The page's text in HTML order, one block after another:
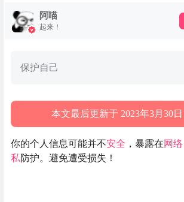
阿喵
起来！
保护自己
本文最后更新于 2023年3月30
你的个人信息可能并不安全 ，暴露在网络
私防护。避免遭受损失！